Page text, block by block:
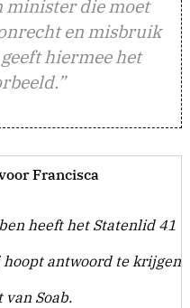
minister die moet
en misbruik
hiermee het
Francisca
heeft het Statenlid 41
antwoord te krijgen
Soab.